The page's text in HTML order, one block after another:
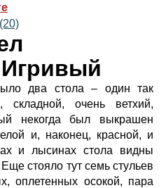
два стола – один так
складной, очень ветхий,
некогда был выкрашен
и, наконец, красной, и
и лысинах стола видны
стояло тут семь стульев
оплетенных осокой, пара